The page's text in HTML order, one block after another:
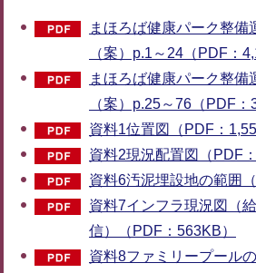
まほろば健康パーク整備
（案）p.1～24（PDF：
まほろば健康パーク整備
（案）p.25～76（PDF：
資料1位置図（PDF：
資料2現況配置図（PDF
資料6汚泥埋設地の範囲
資料7インフラ現況図（
信）（PDF：563KB）
資料8ファミリープール